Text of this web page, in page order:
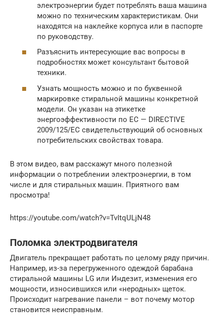
электроэнергии будет потреблять ваша машина
можно по техническим характеристикам. Они
находятся на наклейке корпуса или в паспорте
по руководству.
Разъяснить интересующие вас вопросы в
подробностях может консультант бытовой
техники.
Узнать мощность можно и по буквенной
маркировке стиральной машины конкретной
модели. Он указан на этикетке
энергоэффективности по ЕС — DIRECTIVE
2009/125/EC свидетельствующий об основных
потребительских свойствах товара.
В этом видео, вам расскажут много полезной
информации о потреблении электроэнергии, в том
числе и для стиральных машин. Приятного вам
просмотра!
https://youtube.com/watch?v=TvItqULjN48
Поломка электродвигателя
Двигатель прекращает работать по целому ряду причин.
Например, из-за перегруженного одеждой барабана
стиральной машины LG или Индезит, изменения его
мощности, износившихся или «неродных» щеток.
Происходит нагревание панели – вот почему мотор
становится неисправным.